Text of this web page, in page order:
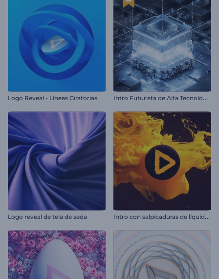
Logo Reveal - Líneas Giratorias I
ntro Futurista de Alta Tecnología
Logo reveal de tela de seda I
ntro con salpicaduras de líquido colorido